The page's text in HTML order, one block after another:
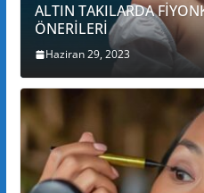
ALTIN TAKILARDA
ÖNERİLERİ
Haziran 29, 2023